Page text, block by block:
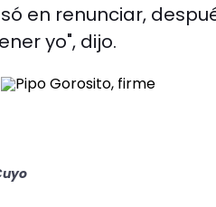
en renunciar,
yo", dijo.